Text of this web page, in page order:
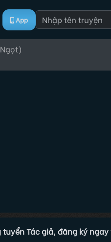
App
giả, đăng ký ngay tại